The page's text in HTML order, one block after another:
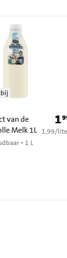
van de
Melk 1L
• 1 L
1
€ 1,99
1,99/